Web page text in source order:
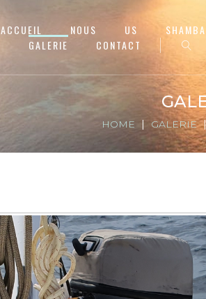
ACCUEIL NOUS US
GALERIE
CONTACT
HOME GALERIE